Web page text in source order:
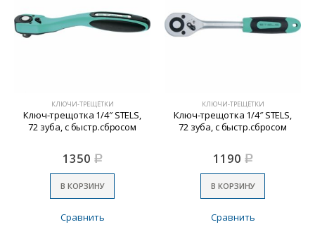
КЛЮЧИ-ТРЕЩЁТКИ
Ключ-трещотка 1/4″ STELS,
72 зуба, с быстр.сбросом
1350 Р
В КОРЗИНУ
Сравнить
КЛЮЧИ-ТРЕЩЁТКИ
Ключ-трещотка 1/4″ STELS,
72 зуба, с быстр.сбросом
1190 Р
В КОРЗИНУ
Сравнить